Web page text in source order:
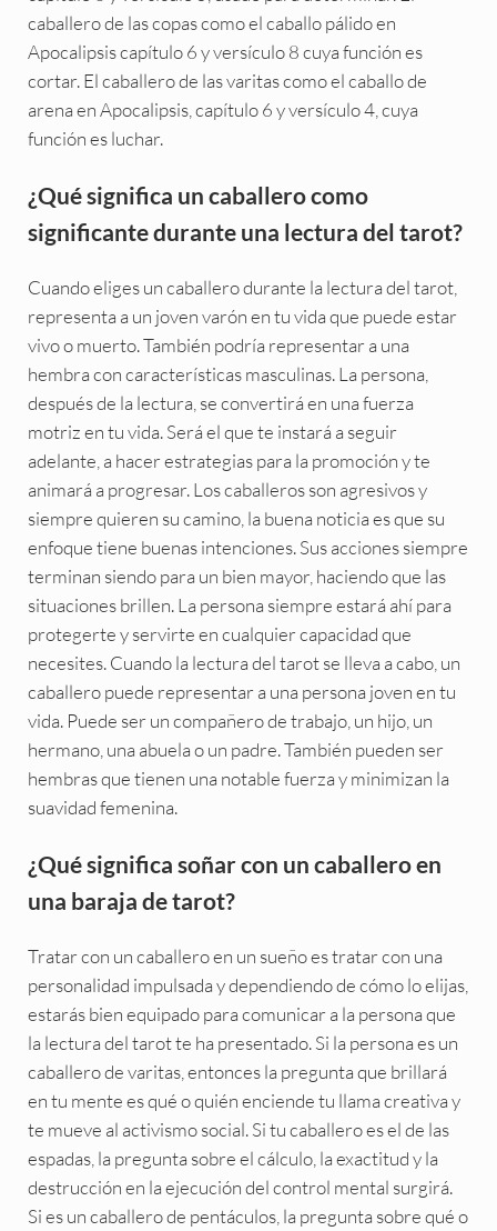
caballero de las copas como el caballo pálido en
Apocalipsis capítulo 6 y versículo 8 cuya función es
cortar. El caballero de las varitas como el caballo de
arena en Apocalipsis, capítulo 6 y versículo 4, cuya
función es luchar.
¿Qué significa un caballero como
significante durante una lectura del tarot?
Cuando eliges un caballero durante la lectura del tarot,
representa a un joven varón en tu vida que puede estar
vivo o muerto. También podría representar a una
hembra con características masculinas. La persona,
después de la lectura, se convertirá en una fuerza
motriz en tu vida. Será el que te instará a seguir
adelante, a hacer estrategias para la promoción y te
animará a progresar. Los caballeros son agresivos y
siempre quieren su camino, la buena noticia es que su
enfoque tiene buenas intenciones. Sus acciones siempre
terminan siendo para un bien mayor, haciendo que las
situaciones brillen. La persona siempre estará ahí para
protegerte y servirte en cualquier capacidad que
necesites. Cuando la lectura del tarot se lleva a cabo, un
caballero puede representar a una persona joven en tu
vida. Puede ser un compañero de trabajo, un hijo, un
hermano, una abuela o un padre. También pueden ser
hembras que tienen una notable fuerza y minimizan la
suavidad femenina.
¿Qué significa soñar con un caballero en
una baraja de tarot?
Tratar con un caballero en un sueño es tratar con una
personalidad impulsada y dependiendo de cómo lo elijas,
estarás bien equipado para comunicar a la persona que
la lectura del tarot te ha presentado. Si la persona es un
caballero de varitas, entonces la pregunta que brillará
en tu mente es qué o quién enciende tu llama creativa y
te mueve al activismo social. Si tu caballero es el de las
espadas, la pregunta sobre el cálculo, la exactitud y la
destrucción en la ejecución del control mental surgirá.
Si es un caballero de pentáculos, la pregunta sobre qué o